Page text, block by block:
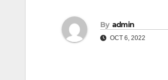
By admin
OCT 6, 2022